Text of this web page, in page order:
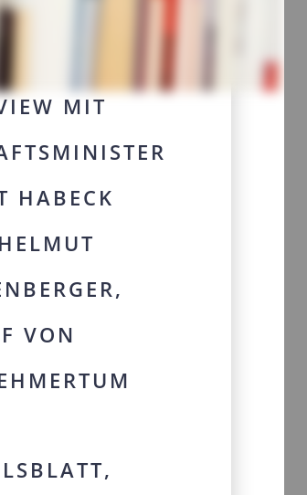
MIT
HABECK
VON